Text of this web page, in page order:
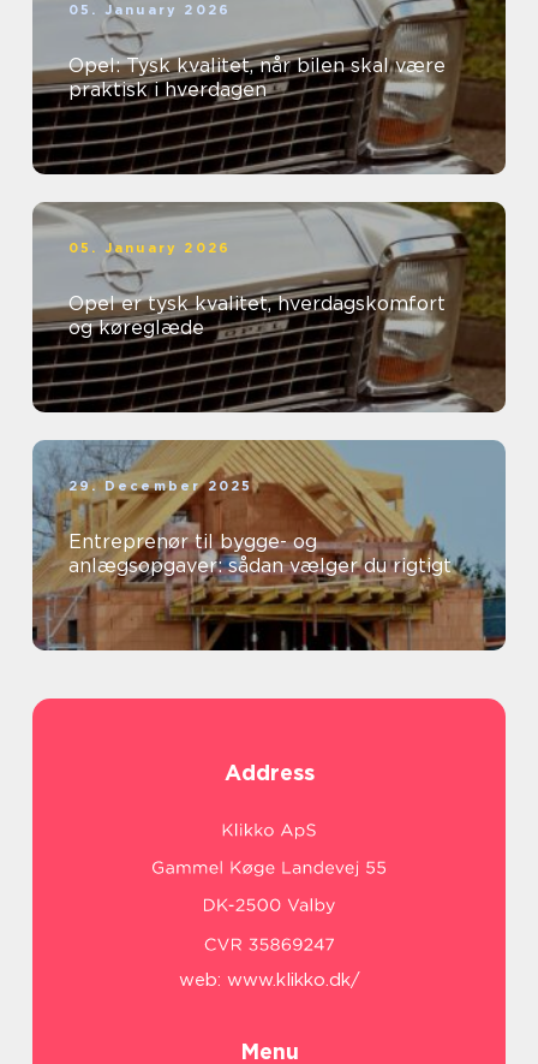
05. January 2026
Opel: Tysk kvalitet, når bilen skal være
praktisk i hverdagen
05. January 2026
Opel er tysk kvalitet, hverdagskomfort
og køreglæde
29. December 2025
Entreprenør til bygge- og
anlægsopgaver: sådan vælger du rigtigt
Address
web: www.klikko.dk/
Menu